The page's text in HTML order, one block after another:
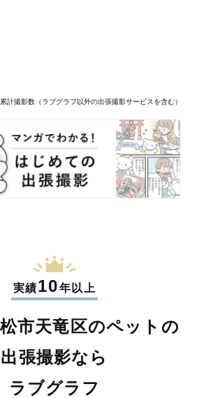
計撮影数（ラブグラフ以外の出張撮影サービスを含む）
実績10年以上
市天竜区のペットの
出張撮影なら
ラブグラフ